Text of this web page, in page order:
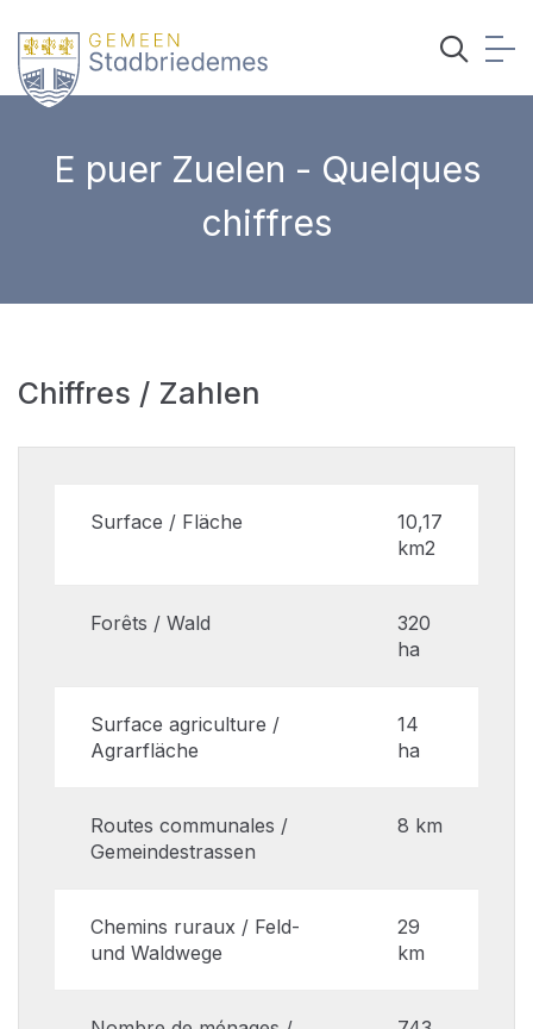
E puer Zuelen - Quelques
chiffres
Chiffres / Zahlen
Surface / Fläche
10,17
km2
Forêts / Wald
320
ha
Surface agriculture /
Agrarfläche
14
ha
Routes communales /
Gemeindestrassen
8 km
Chemins ruraux / Feld-
und Waldwege
29
km